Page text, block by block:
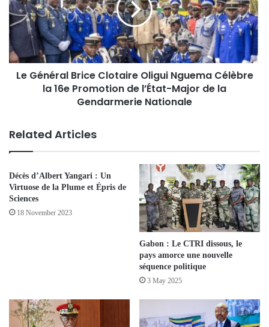
Le Général Brice Clotaire Oligui Nguema Célèbre
la 16e Promotion de l’État-Major de la
Gendarmerie Nationale
Related Articles
Décès d’Albert Yangari : Un
Virtuose de la Plume et Épris de
Sciences
18 November 2023
Gabon : Le CTRI dissous, le
pays amorce une nouvelle
séquence politique
3 May 2025